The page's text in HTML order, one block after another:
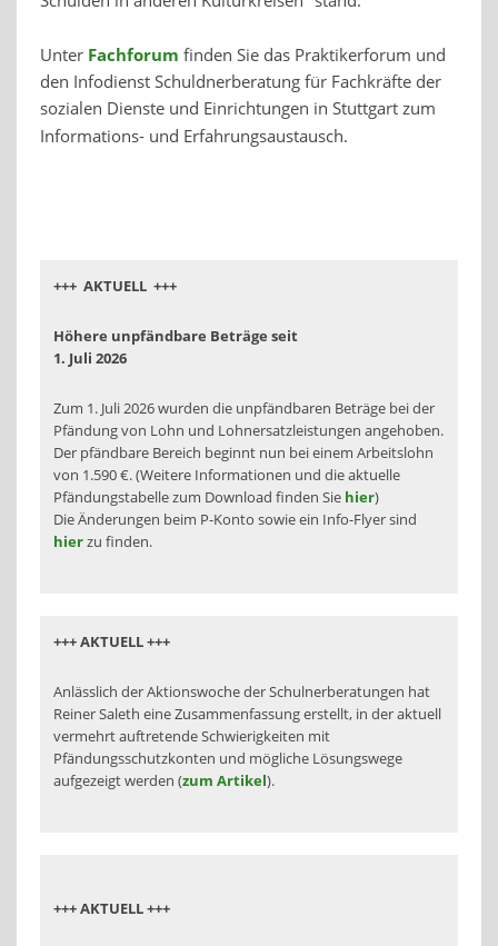
Unter Fachforum finden Sie das Praktikerforum und
den Infodienst Schuldnerberatung für Fachkräfte der
sozialen Dienste und Einrichtungen in Stuttgart zum
Informations- und Erfahrungsaustausch.
+++ AKTUELL +++
Höhere unpfändbare Beträge seit
1. Juli 2026
Zum 1. Juli 2026 wurden die unpfändbaren Beträge bei der
Pfändung von Lohn und Lohnersatzleistungen angehoben.
Der pfändbare Bereich beginnt nun bei einem Arbeitslohn
von 1.590 €. (Weitere Informationen und die aktuelle
Pfändungstabelle zum Download finden Sie hier)
Die Änderungen beim P-Konto sowie ein Info-Flyer sind
hierzu finden.
+++ AKTUELL +++
Anlässlich der Aktionswoche der Schulnerberatungen hat
Reiner Saleth eine Zusammenfassung erstellt, in der aktuell
vermehrt auftretende Schwierigkeiten mit
Pfändungsschutzkonten und mögliche Lösungswege
aufgezeigt werden (zum Artikel).
+++ AKTUELL +++